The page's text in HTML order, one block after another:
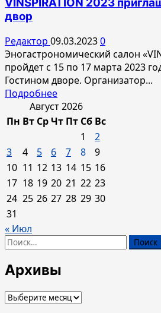
деловой
VINSPIRATION 2023
двор
Редактор 09.03.20230
Эногастрономический салон
пройдет с 15 по 17 марта 2023
Гостином дворе. Организатор...
ПодробнееПрочитать
больше
о
VINSPIRATION
приглашает
в
Гостиный
двор
Август 2026
Пн Вт СрЧт Пт Сб Вс
1
2
3
4 5 6 7 8
9
10 11 12 13 14 15 16
17 18 19 20 21 22 23
24 25 26 27 28 29 30
31
« Июл
Найти:
Архивы
Архивы